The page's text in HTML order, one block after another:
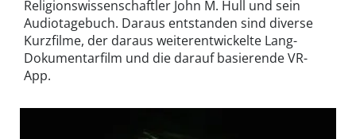
Religionswissenschaftler John M. Hull und sein
Audiotagebuch. Daraus entstanden sind diverse
Kurzfilme, der daraus weiterentwickelte Lang-
Dokumentarfilm und die darauf basierende VR-
App.